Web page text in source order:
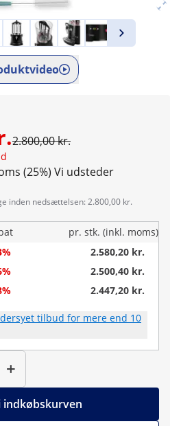
2.800,00 kr.
(25%) Vi udsteder
inden nedsættelsen: 2.800,00 kr.
pr. stk. (inkl. moms)
2.580,20 kr.
2.500,40 kr.
2.447,20 kr.
tilbud for mere end 10
+
indkøbskurven